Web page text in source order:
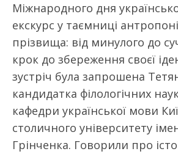
Міжнародного дня
екскурс у таємниці
прізвища: від минулого до
крок до збереження своєї
зустріч була запрошена
кандидатка філологічних
кафедри української мови
столичного університету
Грінченка. Говорили про